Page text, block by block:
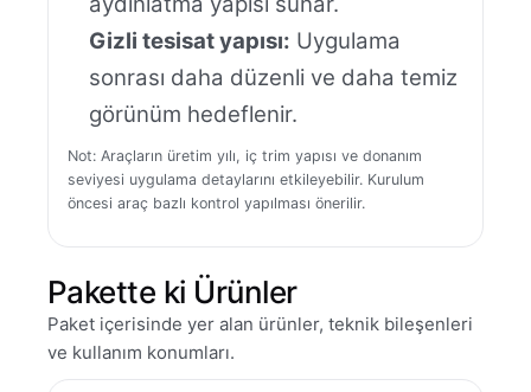
Gizli tesisat yapısı: Uygulama
sonrası daha düzenli ve daha temiz
görünüm hedeflenir.
Not: Araçların üretim yılı, iç trim yapısı ve donanım
seviyesi uygulama detaylarını etkileyebilir. Kurulum
öncesi araç bazlı kontrol yapılması önerilir.
Pakette ki Ürünler
Paket içerisinde yer alan ürünler, teknik bileşenleri
ve kullanım konumları.